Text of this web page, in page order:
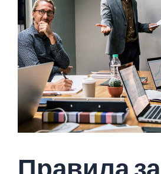
Правила за